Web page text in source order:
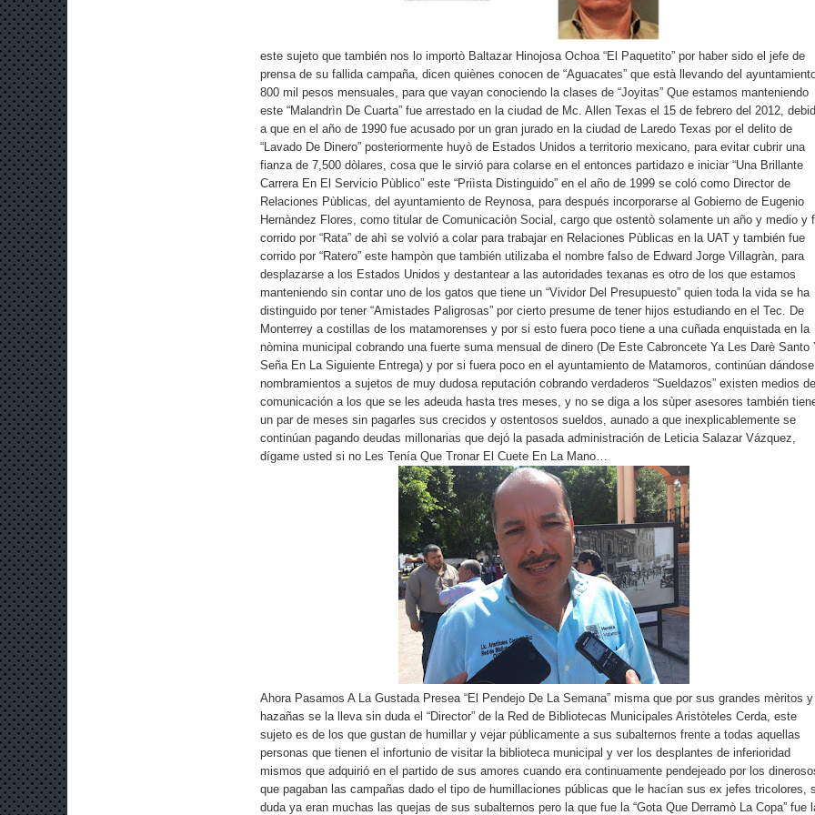
este sujeto que también nos lo importò Baltazar Hinojosa Ochoa “El Paquetito” por haber sido el jefe de
prensa de su fallida campaña, dicen quiènes conocen de “Aguacates” que està llevando del
800 mil pesos mensuales, para que vayan conociendo la clases de “Joyitas” Que estamos manteniendo
este “Malandrìn De Cuarta” fue arrestado en la ciudad de Mc. Allen Texas el 15 de febrero del 2012,
a que en el año de 1990 fue acusado por un gran jurado en la ciudad de Laredo Texas por el delito de
“Lavado De Dinero” posteriormente huyò de Estados Unidos a territorio mexicano, para evitar cubrir una
fianza de 7,500 dòlares, cosa que le sirvió para colarse en el entonces partidazo e iniciar “Una Brillante
Carrera En El Servicio Pùblico” este “Priìsta Distinguido” en el año de 1999 se coló como Director de
Relaciones Pùblicas, del ayuntamiento de Reynosa, para después incorporarse al Gobierno de Eugenio
Hernàndez Flores, como titular de Comunicaciòn Social, cargo que ostentò solamente un año y medio y
corrido por “Rata” de ahì se volvió a colar para trabajar en Relaciones Pùblicas en la UAT y también fue
corrido por “Ratero” este hampòn que también utilizaba el nombre falso de Edward Jorge Villagràn, para
desplazarse a los Estados Unidos y destantear a las autoridades texanas es otro de los que estamos
manteniendo sin contar uno de los gatos que tiene un “Vividor Del Presupuesto” quien toda la vida se ha
distinguido por tener “Amistades Paligrosas” por cierto presume de tener hijos estudiando en el Tec. De
Monterrey a costillas de los matamorenses y por si esto fuera poco tiene a una cuñada enquistada en la
nòmina municipal cobrando una fuerte suma mensual de dinero (De Este Cabroncete Ya Les Darè Santo
Seña En La Siguiente Entrega) y por si fuera poco en el ayuntamiento de Matamoros, continúan dándose
nombramientos a sujetos de muy dudosa reputación cobrando verdaderos “Sueldazos” existen medios de
comunicación a los que se les adeuda hasta tres meses, y no se diga a los sùper asesores también
un par de meses sin pagarles sus crecidos y ostentosos sueldos, aunado a que inexplicablemente se
continúan pagando deudas millonarias que dejó la pasada administración de Leticia Salazar Vázquez,
dígame usted si no Les Tenía Que Tronar El Cuete En La Mano…
Ahora Pasamos A La Gustada Presea “El Pendejo De La Semana” misma que por sus grandes mèritos y
hazañas se la lleva sin duda el “Director” de la Red de Bibliotecas Municipales Aristòteles Cerda, este
sujeto es de los que gustan de humillar y vejar públicamente a sus subalternos frente a todas aquellas
personas que tienen el infortunio de visitar la biblioteca municipal y ver los desplantes de inferioridad
mismos que adquirió en el partido de sus amores cuando era continuamente pendejeado por los
que pagaban las campañas dado el tipo de humillaciones públicas que le hacían sus ex jefes tricolores,
duda ya eran muchas las quejas de sus subalternos pero la que fue la “Gota Que Derramò La Copa” fue